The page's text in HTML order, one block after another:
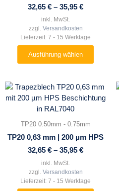
32,65 € – 35,95 €
inkl. MwSt.
zzgl. Versandkosten
Lieferzeit: 7 - 15 Werktage
Ausführung wählen
Optionen
können
auf
der
Produktseite
gewählt
TP20 0.50mm - 0.75mm
TP20 0,63 mm | 200 µm HPS
32,65 € – 35,95 €
inkl. MwSt.
zzgl. Versandkosten
Lieferzeit: 7 - 15 Werktage
Dieses
Produkt
weist
auf.
Die
Optionen
können
auf